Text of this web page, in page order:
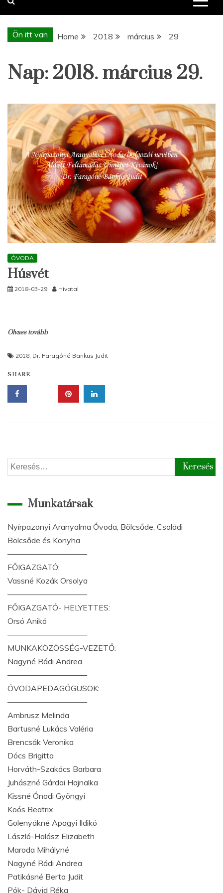
Ön itt van Home 2018 március 29
Nap: 2018. március 29.
ÓVODA
Húsvét
2018-03-29 Hivatal
Olvass tovább
2018 Dr. Faragóné Bankus Judit
SHARE
Keresés:
Munkatársak
Nyírpazonyi Aranyalma Óvoda, Bölcsőde, Családi
Bölcsőde és Konyha
——————————
FŐIGAZGATÓ:
Vassné Kozák Orsolya
——————————
FŐIGAZGATÓ- HELYETTES:
Orsó Anikó
——————————
MUNKAKÖZÖSSÉG-VEZETŐ:
Nagyné Rádi Andrea
——————————
ÓVODAPEDAGÓGUSOK:
——————————
Ambrusz Melinda
Bartusné Lukács Valéria
Brencsák Veronika
Dócs Brigitta
Horváth-Szakács Barbara
Juhászné Gárdai Hajnalka
Kissné Ónodi Gyöngyi
Koós Beatrix
Golenyákné Apagyi Ildikó
László-Halász Elizabeth
Maroda Mihályné
Nagyné Rádi Andrea
Patikásné Berta Judit
Pók- Dávid Réka